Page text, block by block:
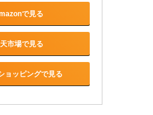
で見る
市場で見る
ョッピングで見る